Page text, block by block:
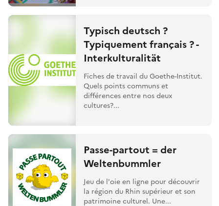
Typisch deutsch ?
Typiquement français ? -
Interkulturalität
Fiches de travail du Goethe-Institut.
Quels points communs et
différences entre nos deux
cultures?...
Passe-partout = der
Weltenbummler
Jeu de l'oie en ligne pour découvrir
la région du Rhin supérieur et son
patrimoine culturel. Une...